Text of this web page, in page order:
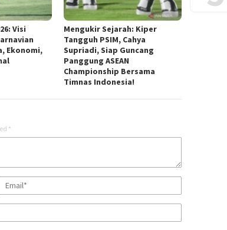
Visi
Ekonomi,
Mengukir Sejarah: Kiper
Tangguh PSIM, Cahya
Supriadi, Siap Guncang
Panggung ASEAN
Championship Bersama
Timnas Indonesia!
*